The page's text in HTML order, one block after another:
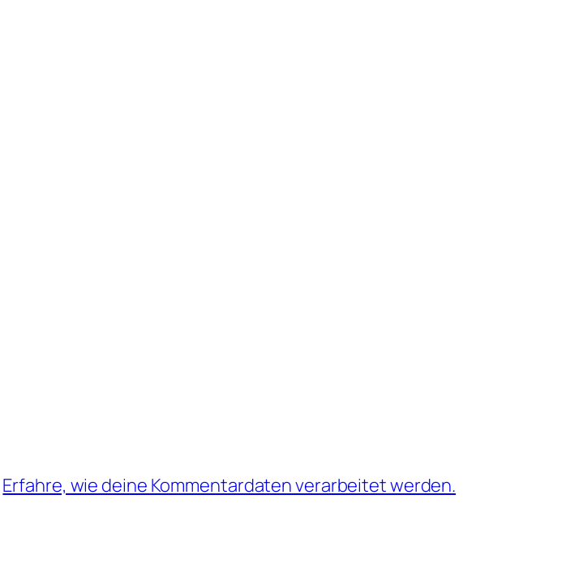
Erfahre, wie deine Kommentardaten verarbeitet werden.